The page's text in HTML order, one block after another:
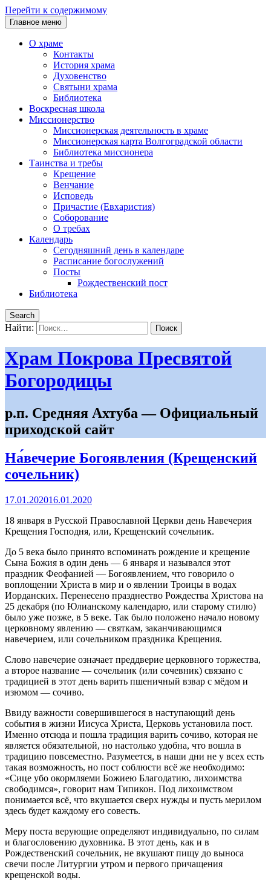
Перейти к содержимому
Главное меню
О храме
Контакты
История храма
Духовенство
Святыни храма
Библиотека
Воскресная школа
Миссионерство
Миссионерская деятельность в храме
Миссионерская карта Волгоградской области
Библиотека миссионера
Таинства и требы
Крещение
Венчание
Исповедь
Причастие (Евхаристия)
Соборование
О требах
Календарь
Сегодняшний день в календаре
Расписание богослужений
Посты
Рождественский пост
Библиотека
Search
Найти:
Храм Покрова Пресвятой
Богородицы
р.п. Средняя Ахтуба — Официальный
приходской сайт
На́вечерие Богоявления (Крещенский
сочельник)
17.01.202016.01.2020
18 января в Русской Православной Церкви день Навечерия
Крещения Господня, или, Крещенский сочельник.
До 5 века было принято вспоминать рождение и крещение
Сына Божия в один день — 6 января и назывался этот
праздник Феофанией — Богоявлением, что говорило о
воплощении Христа в мир и о явлении Троицы в водах
Иорданских. Перенесено празднество Рождества Христова на
25 декабря (по Юлианскому календарю, или старому стилю)
было уже позже, в 5 веке. Так было положено начало новому
церковному явлению — святкам, заканчивающимся
навечерием, или сочельником праздника Крещения.
Слово навечерие означает преддверие церковного торжества,
а второе название — сочельник (или сочевник) связано с
традицией в этот день варить пшеничный взвар с мёдом и
изюмом — сочиво.
Ввиду важности совершившегося в наступающий день
события в жизни Иисуса Христа, Церковь установила пост.
Именно отсюда и пошла традиция варить сочиво, которая не
является обязательной, но настолько удобна, что вошла в
традицию повсеместно. Разумеется, в наши дни не у всех есть
такая возможность, но пост соблюсти всё же необходимо:
«Сице убо окормляеми Божиею Благодатию, лихоимства
свободимся», говорит нам Типикон. Под лихоимством
понимается всё, что вкушается сверх нужды и пусть мерилом
здесь будет каждому его совесть.
Меру поста верующие определяют индивидуально, по силам
и благословению духовника. В этот день, как и в
Рождественский сочельник, не вкушают пищу до выноса
свечи после Литургии утром и первого причащения
крещенской воды.